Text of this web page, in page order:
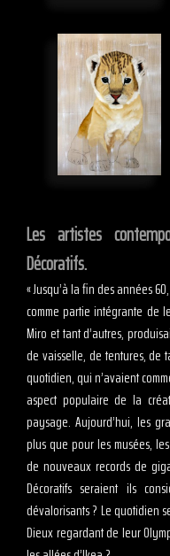
Les artistes
Décoratifs.
« Jusqu’à la fin des années
comme partie intégrante de
Miro et tant d’autres,
de vaisselle, de tentures, de
quotidien, qui n’avaient
aspect populaire de la
paysage. Aujourd’hui, les
plus que pour les musées,
de nouveaux records de
Décoratifs seraient ils
dévalorisants ? Le quotidien
Dieux regardant de leur